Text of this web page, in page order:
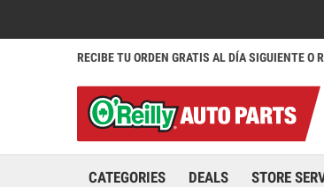
RECIBE TU ORDEN GRATIS AL DÍA SIGUIENTE O
CATEGORIES DEALS STORE